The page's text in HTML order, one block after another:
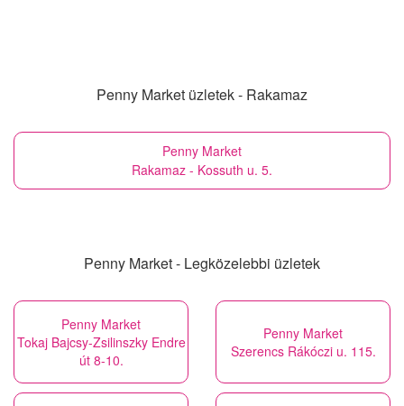
Penny Market üzletek - Rakamaz
Penny Market
Rakamaz - Kossuth u. 5.
Penny Market - Legközelebbi üzletek
Penny Market
Tokaj Bajcsy-Zsilinszky Endre
út 8-10.
Penny Market
Szerencs Rákóczi u. 115.